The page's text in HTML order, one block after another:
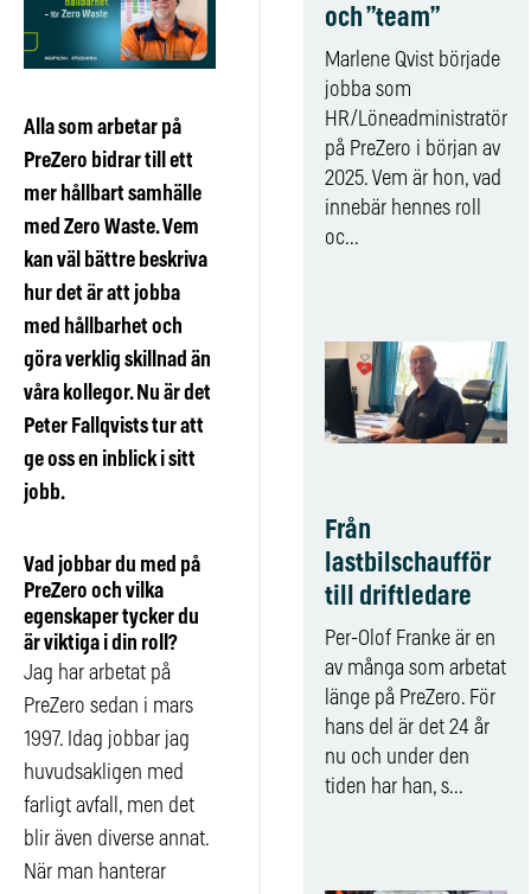
Alla som arbetar på
PreZero bidrar till ett
mer hållbart samhälle
med Zero Waste. Vem
kan väl bättre beskriva
hur det är att jobba
med hållbarhet och
göra verklig skillnad än
våra kollegor. Nu är det
Peter Fallqvists tur att
ge oss en inblick i sitt
jobb.
Vad jobbar du med på
PreZero och vilka
egenskaper tycker du
är viktiga i din roll?
Jag har arbetat på
PreZero sedan i mars
1997. Idag jobbar jag
huvudsakligen med
farligt avfall, men det
blir även diverse annat.
När man hanterar
och ”team”
Marlene Qvist började
jobba som
HR/Löneadministratör
på PreZero i början av
2025. Vem är hon, vad
innebär hennes roll
oc...
Från
lastbilschaufför
till driftledare
Per-Olof Franke är en
av många som arbetat
länge på PreZero. För
hans del är det 24 år
nu och under den
tiden har han, s...